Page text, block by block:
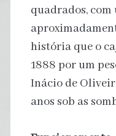
quadrados,
história que o
1888 por um
Inácio de
anos sob as